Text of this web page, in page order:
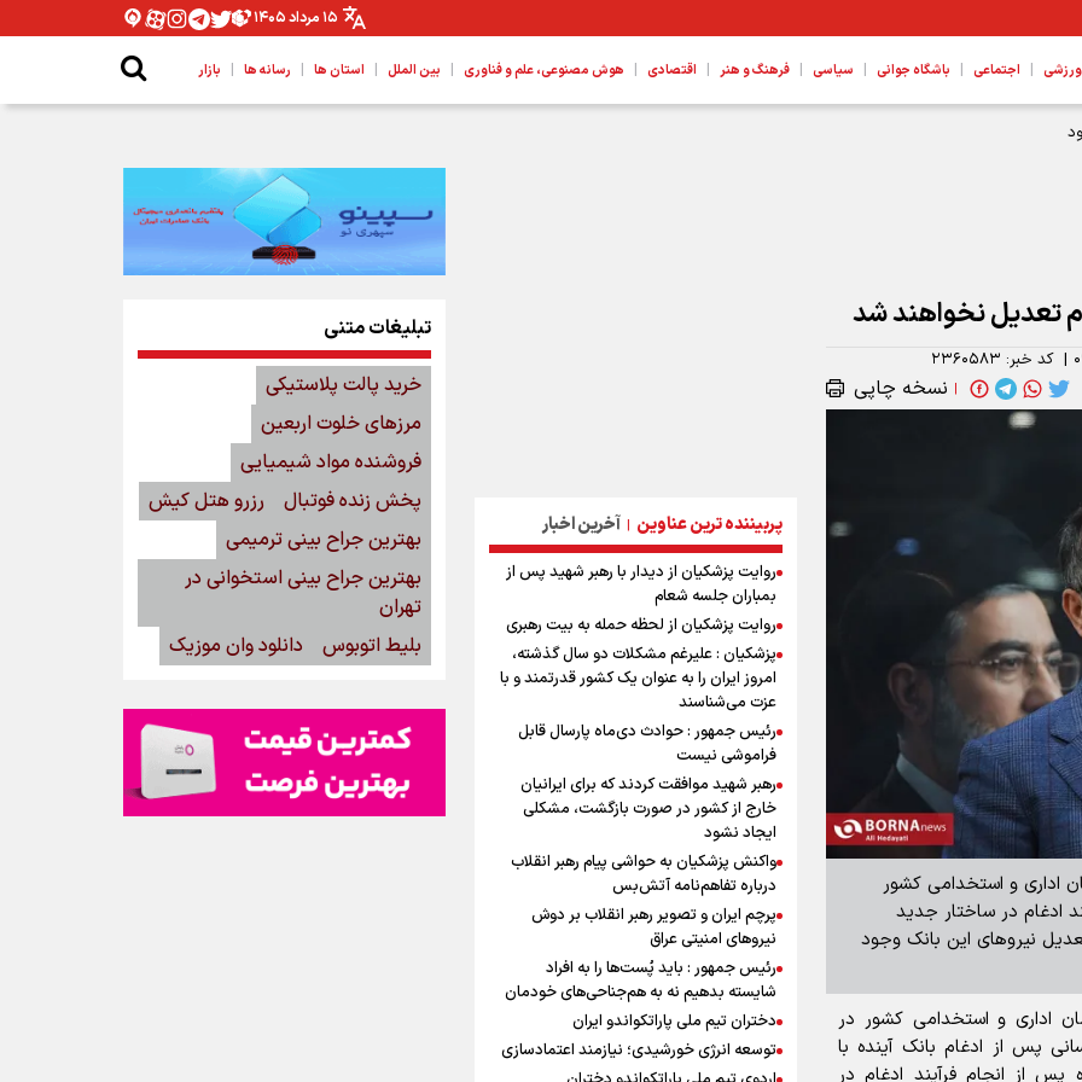
۱۵ مرداد ۱۴۰۵
ورزشی | اجتماعی | باشگاه جوانی | سیاسی | فرهنگ و هنر | اقتصادی | هوش مصنوعی، علم و فناوری | بین الملل | استان ها | رسانه ها | بازار
تعدیل نخواهند شد
| کد خبر: ۲۳۶۰۵۸۳
| نسخه چاپی
اداری و استخدامی کشور
ادغام در ساختار جدید
نیروهای این بانک وجود
اداری و استخدامی کشور در
پس از ادغام بانک آینده با
از انجام فرآیند ادغام در
پربیننده ترین عناوین | آخرین اخبار
روایت پزشکیان از دیدار با رهبر شهید پس از
بمباران جلسه شعام
روایت پزشکیان از لحظه حمله به بیت رهبری
پزشکیان : علیرغم مشکلات دو سال گذشته،
امروز ایران را به عنوان یک کشور قدرتمند و با
عزت می‌شناسند
رئیس جمهور : حوادث دی‌ماه پارسال قابل
فراموشی نیست
رهبر شهید موافقت کردند که برای ایرانیان
خارج از کشور در صورت بازگشت، مشکلی
ایجاد نشود
واکنش پزشکیان به حواشی پیام رهبر انقلاب
درباره تفاهم‌نامه آتش‌بس
پرچم ایران و تصویر رهبر انقلاب بر دوش
نیروهای امنیتی عراق
رئیس جمهور : باید پُست‌ها را به افراد
شایسته بدهیم نه به هم‌جناحی‌های خودمان
دختران تیم ملی پاراتکواندو ایران
توسعه انرژی خورشیدی؛ نیازمند اعتمادسازی
تبلیغات متنی
خرید پالت پلاستیکی
مرزهای خلوت اربعین
فروشنده مواد شیمیایی
پخش زنده فوتبال
رزرو هتل کیش
بهترین جراح بینی ترمیمی
بهترین جراح بینی استخوانی در
تهران
بلیط اتوبوس
دانلود وان موزیک